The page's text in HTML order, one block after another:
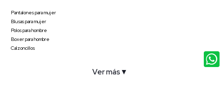
Pantalones para mujer
Blusas para mujer
Polos para hombre
Boxer para hombre
Calzoncillos
Ver más ▼